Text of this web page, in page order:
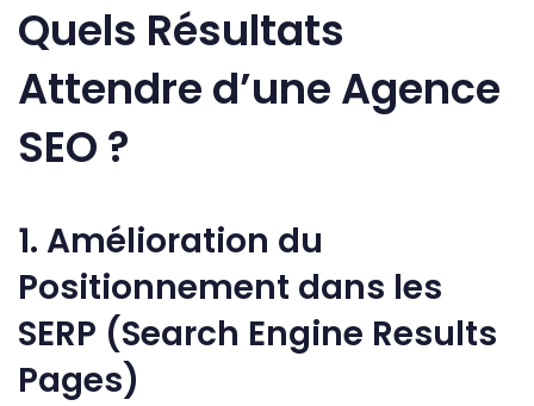
Quels Résultats
Attendre d’une Agence
SEO ?
1. Amélioration du
Positionnement dans les
SERP (Search Engine Results
Pages)